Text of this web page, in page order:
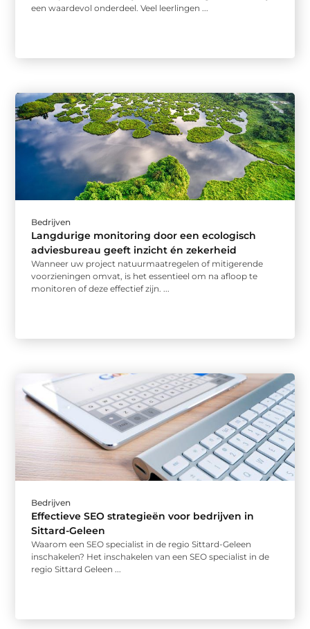
een waardevol onderdeel. Veel leerlingen ...
Bedrijven
Langdurige monitoring door een ecologisch
adviesbureau geeft inzicht én zekerheid
Wanneer uw project natuurmaatregelen of mitigerende
voorzieningen omvat, is het essentieel om na afloop te
monitoren of deze effectief zijn. ...
Bedrijven
Effectieve SEO strategieën voor bedrijven in
Sittard-Geleen
Waarom een SEO specialist in de regio Sittard-Geleen
inschakelen? Het inschakelen van een SEO specialist in de
regio Sittard Geleen ...